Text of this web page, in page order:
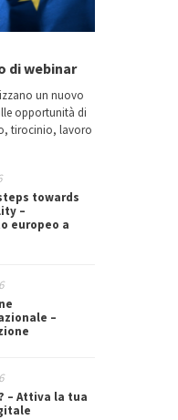
di webinar
un nuovo
opportunità di
tirocinio, lavoro
towards
–
europeo a
–
– Attiva la tua